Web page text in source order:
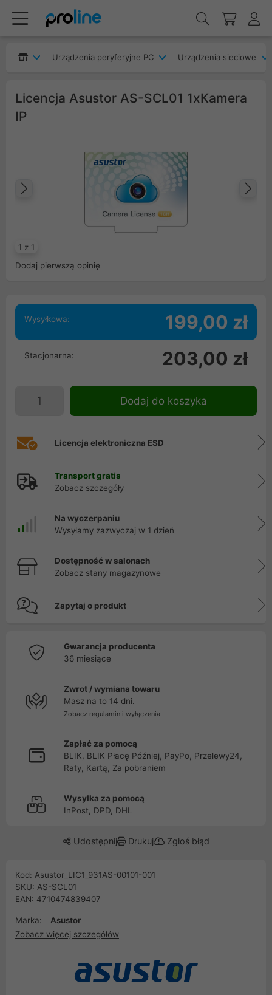
Urządzenia peryferyjne PC Urządzenia sieciowe
Licencja Asustor AS-SCL01 1xKamera
IP
1 z 1
Dodaj pierwszą opinię
Wysyłkowa: 199,00 zł
Stacjonarna: 203,00 zł
Dodaj do koszyka
Licencja elektroniczna ESD
Transport gratis
Zobacz szczegóły
Na wyczerpaniu
Wysyłamy zazwyczaj w 1 dzień
Dostępność w salonach
Zobacz stany magazynowe
Zapytaj o produkt
Gwarancja producenta
36 miesiące
Zwrot / wymiana towaru
Masz na to 14 dni.
Zobacz regulamin i wyłączenia...
Zapłać za pomocą
BLIK, BLIK Płacę Później, PayPo, Przelewy24,
Raty, Kartą, Za pobraniem
Wysyłka za pomocą
InPost, DPD, DHL
Udostępnij Drukuj Zgłoś błąd
Kod: Asustor_LIC1_931AS-00101-001
SKU: AS-SCL01
EAN: 4710474839407
Marka:
Asustor
Zobacz więcej szczegółów